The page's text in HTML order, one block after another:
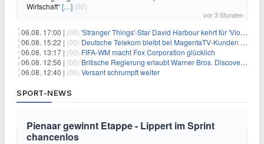
Wirtschaft“[…] (00)
vor 3 Stunden
06.08. 17:00 | (00) 'Stranger Things'-Star David Harbour kehrt für 'Violent Night 2' zurück – Kristen Bell stößt zur Besetzung
06.08. 15:22 | (00) Deutsche Telekom bleibt bei MagentaTV-Kunden vage
06.08. 13:17 | (00) FIFA-WM macht Fox Corporation glücklich
06.08. 12:56 | (00) Britische Regierung erlaubt Warner Bros. Discovery-Übernahme
06.08. 12:40 | (00) Versant schrumpft weiter
SPORT-NEWS
Pienaar gewinnt Etappe - Lippert im Sprint
chancenlos